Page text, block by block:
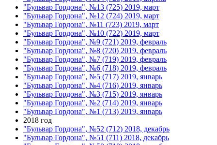
"Бульвар Гордона", №13 (725) 2019, март
"Бульвар Гордона", №12 (724) 2019, март
"Бульвар Гордона", №11 (723) 2019, март
"Бульвар Гордона", №10 (722) 2019, март
"Бульвар Гордона", №9 (721) 2019, февраль
"Бульвар Гордона", №8 (720) 2019, февраль
"Бульвар Гордона", №7 (719) 2019, февраль
"Бульвар Гордона", №6 (718) 2019, февраль
"Бульвар Гордона", №5 (717) 2019, январь
"Бульвар Гордона", №4 (716) 2019, январь
"Бульвар Гордона", №3 (715) 2019, январь
"Бульвар Гордона", №2 (714) 2019, январь
"Бульвар Гордона", №1 (713) 2019, январь
2018 год
"Бульвар Гордона", №52 (712) 2018, декабрь
"Бульвар Гордона", №51 (711) 2018, декабрь